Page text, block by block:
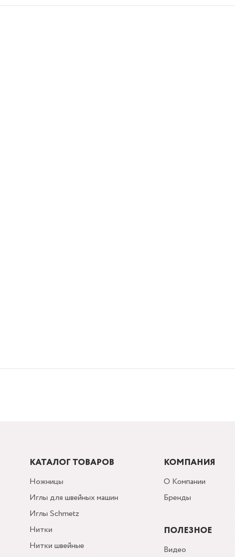
КАТАЛОГ ТОВАРОВ
Ножницы
Иглы для швейных машин
Иглы Schmetz
Нитки
Нитки швейные
КОМПАНИЯ
О Компании
Бренды
ПОЛЕЗНОЕ
Видео